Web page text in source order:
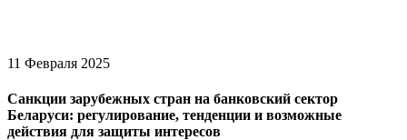
11 Февраля 2025
Санкции зарубежных стран на банковский сектор
Беларуси: регулирование, тенденции и возможные
действия для защиты интересов